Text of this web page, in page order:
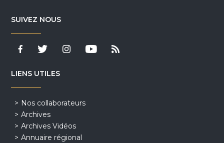
SUIVEZ NOUS
LIENS UTILES
Nos collaborateurs
Archives
Archives Vidéos
Annuaire régional